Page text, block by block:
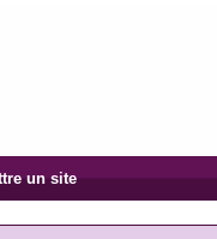
un site